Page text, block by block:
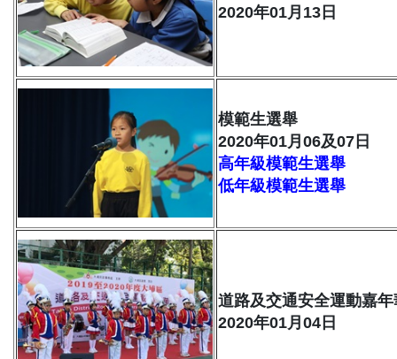
2020年01月13日
模範生選舉
2020年01月06及07日
高年級模範生選舉
低年級模範生選舉
道路及交通安全運動嘉年
2020年01月04日